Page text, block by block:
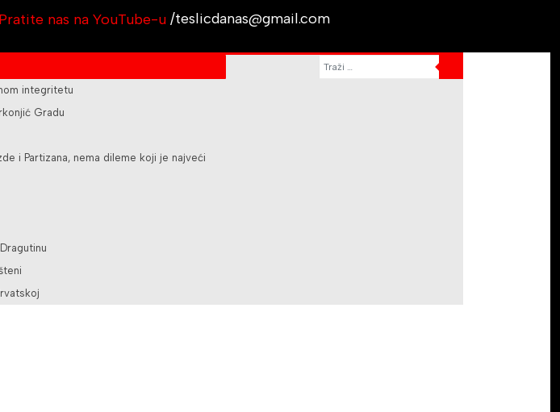
/teslicdanas@gmail.com
integritetu
Gradu
i Partizana, nema dileme koji je najveći